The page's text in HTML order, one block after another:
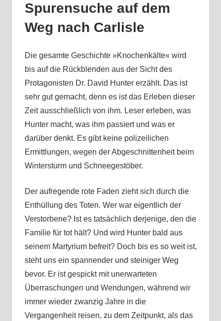
Spurensuche auf dem
Weg nach Carlisle
Die gesamte Geschichte »Knochenkälte« wird
bis auf die Rückblenden aus der Sicht des
Protagonisten Dr. David Hunter erzählt. Das ist
sehr gut gemacht, denn es ist das Erleben dieser
Zeit ausschließlich von ihm. Leser erleben, was
Hunter macht, was ihm passiert und was er
darüber denkt. Es gibt keine polizeilichen
Ermittlungen, wegen der Abgeschnittenheit beim
Wintersturm und Schneegestöber.
Der aufregende rote Faden zieht sich durch die
Enthüllung des Toten. Wer war eigentlich der
Verstorbene? Ist es tatsächlich derjenige, den die
Familie für tot hält? Und wird Hunter bald aus
seinem Martyrium befreit? Doch bis es so weit ist,
steht uns ein spannender und steiniger Weg
bevor. Er ist gespickt mit unerwarteten
Überraschungen und Wendungen, während wir
immer wieder zwanzig Jahre in die
Vergangenheit reisen, zu dem Zeitpunkt, als das